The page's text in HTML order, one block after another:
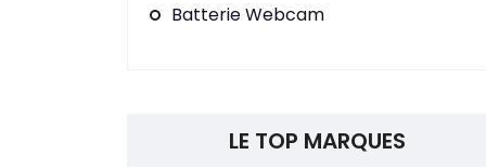
Batterie Webcam
LE TOP MARQUES